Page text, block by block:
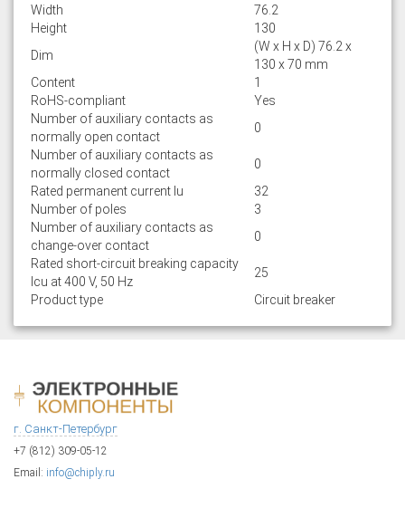
Width
76.2
Height
130
Dim
(W x H x D) 76.2 x
130 x 70 mm
Content
1
RoHS-compliant
Yes
Number of auxiliary contacts as
normally open contact
0
Number of auxiliary contacts as
normally closed contact
0
Rated permanent current Iu
32
Number of poles
3
Number of auxiliary contacts as
change-over contact
0
Rated short-circuit breaking capacity
lcu at 400 V, 50 Hz
25
Product type
Circuit breaker
г. Санкт-Петербург
+7 (812) 309-05-12
Email: info@chiply.ru